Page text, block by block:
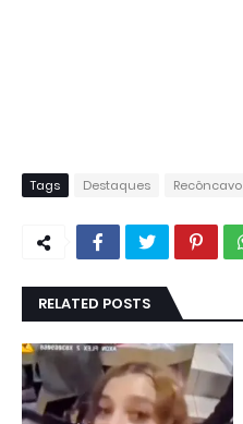
Tags Destaques Recôncavo
RELATED POSTS